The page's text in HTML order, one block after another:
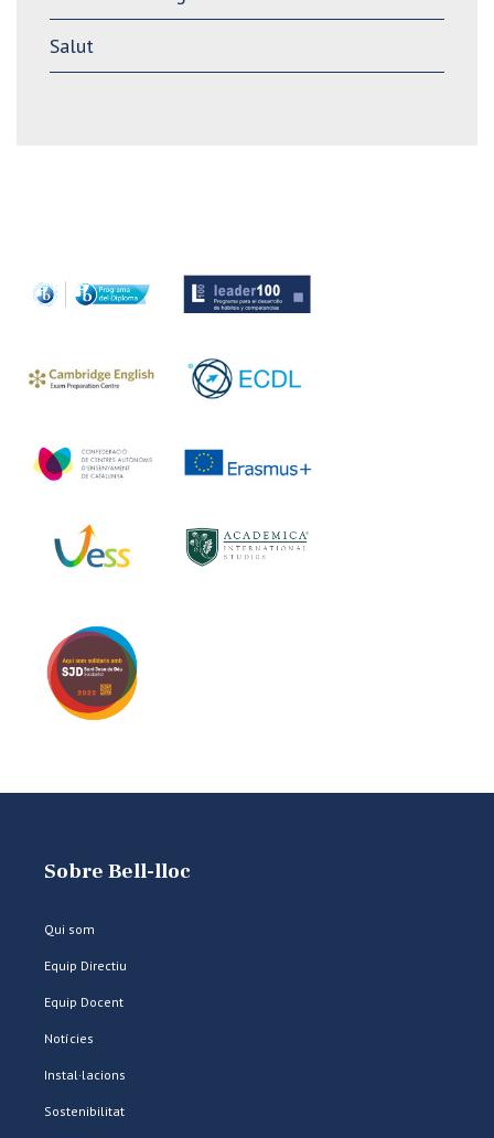
Salut
Sobre Bell-lloc
Qui som
Equip Directiu
Equip Docent
Notícies
Instal·lacions
Sostenibilitat